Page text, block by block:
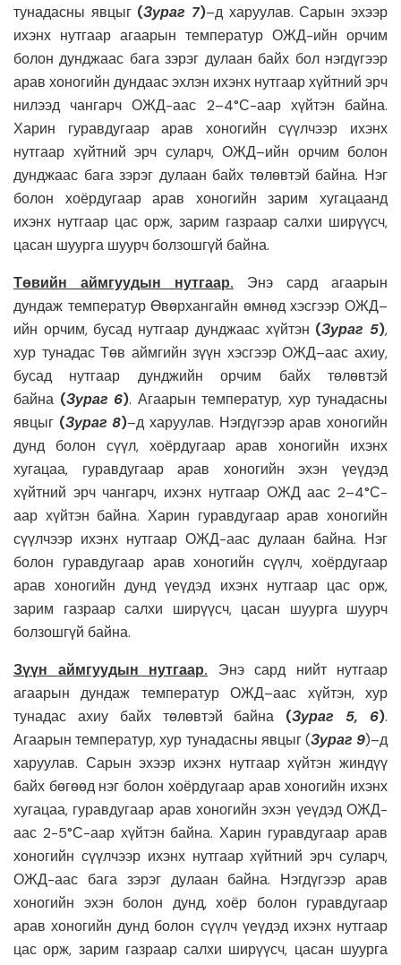
тунадасны явцыг (Зураг 7)–д харуулав. Сарын эхээр
ихэнх нутгаар агаарын температур ОЖД-ийн орчим
болон дунджаас бага зэрэг дулаан байх бол нэгдүгээр
арав хоногийн дундаас эхлэн ихэнх нутгаар хүйтний эрч
нилээд чангарч ОЖД-аас 2–4°С-аар хүйтэн байна.
Харин гуравдугаар арав хоногийн сүүлчээр ихэнх
нутгаар хүйтний эрч суларч, ОЖД–ийн орчим болон
дунджаас бага зэрэг дулаан байх төлөвтэй байна. Нэг
болон хоёрдугаар арав хоногийн зарим хугацаанд
ихэнх нутгаар цас орж, зарим газраар салхи ширүүсч,
цасан шуурга шуурч болзошгүй байна.
Төвийн аймгуудын нутгаар. Энэ сард агаарын
дундаж температур Өвөрхангайн өмнөд хэсгээр ОЖД–
ийн орчим, бусад нутгаар дунджаас хүйтэн (Зураг 5),
хур тунадас Төв аймгийн зүүн хэсгээр ОЖД–аас ахиу,
бусад нутгаар дунджийн орчим байх төлөвтэй
байна (Зураг 6). Агаарын температур, хур тунадасны
явцыг (Зураг 8)–д харуулав. Нэгдүгээр арав хоногийн
дунд болон сүүл, хоёрдугаар арав хоногийн ихэнх
хугацаа, гуравдугаар арав хоногийн эхэн үеүдэд
хүйтний эрч чангарч, ихэнх нутгаар ОЖД аас 2–4°С-
аар хүйтэн байна. Харин гуравдугаар арав хоногийн
сүүлчээр ихэнх нутгаар ОЖД-аас дулаан байна. Нэг
болон гуравдугаар арав хоногийн сүүлч, хоёрдугаар
арав хоногийн дунд үеүдэд ихэнх нутгаар цас орж,
зарим газраар салхи ширүүсч, цасан шуурга шуурч
болзошгүй байна.
Зүүн аймгуудын нутгаар. Энэ сард нийт нутгаар
агаарын дундаж температур ОЖД–аас хүйтэн, хур
тунадас ахиу байх төлөвтэй байна (Зураг 5, 6).
Агаарын температур, хур тунадасны явцыг (Зураг 9)–д
харуулав. Сарын эхээр ихэнх нутгаар хүйтэн жиндүү
байх бөгөөд нэг болон хоёрдугаар арав хоногийн ихэнх
хугацаа, гуравдугаар арав хоногийн эхэн үеүдэд ОЖД-
аас 2-5°С-аар хүйтэн байна. Харин гуравдугаар арав
хоногийн сүүлчээр ихэнх нутгаар хүйтний эрч суларч,
ОЖД-аас бага зэрэг дулаан байна. Нэгдүгээр арав
хоногийн эхэн болон дунд, хоёр болон гуравдугаар
арав хоногийн дунд болон сүүлч үеүдэд ихэнх нутгаар
цас орж, зарим газраар салхи ширүүсч, цасан шуурга